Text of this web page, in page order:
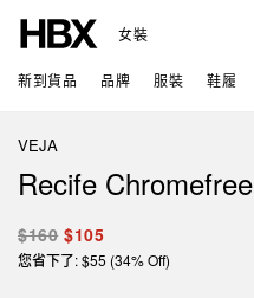
女裝
新到貨品 品牌 服裝 鞋履
VEJA
Recife Chromefree
$160 $105
您省下了: $55 (34% Off)